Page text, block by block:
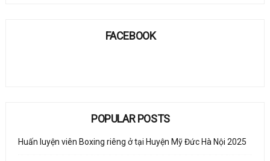
FACEBOOK
POPULAR POSTS
Huấn luyện viên Boxing riêng ở tại Huyện Mỹ Đức Hà Nội 2025